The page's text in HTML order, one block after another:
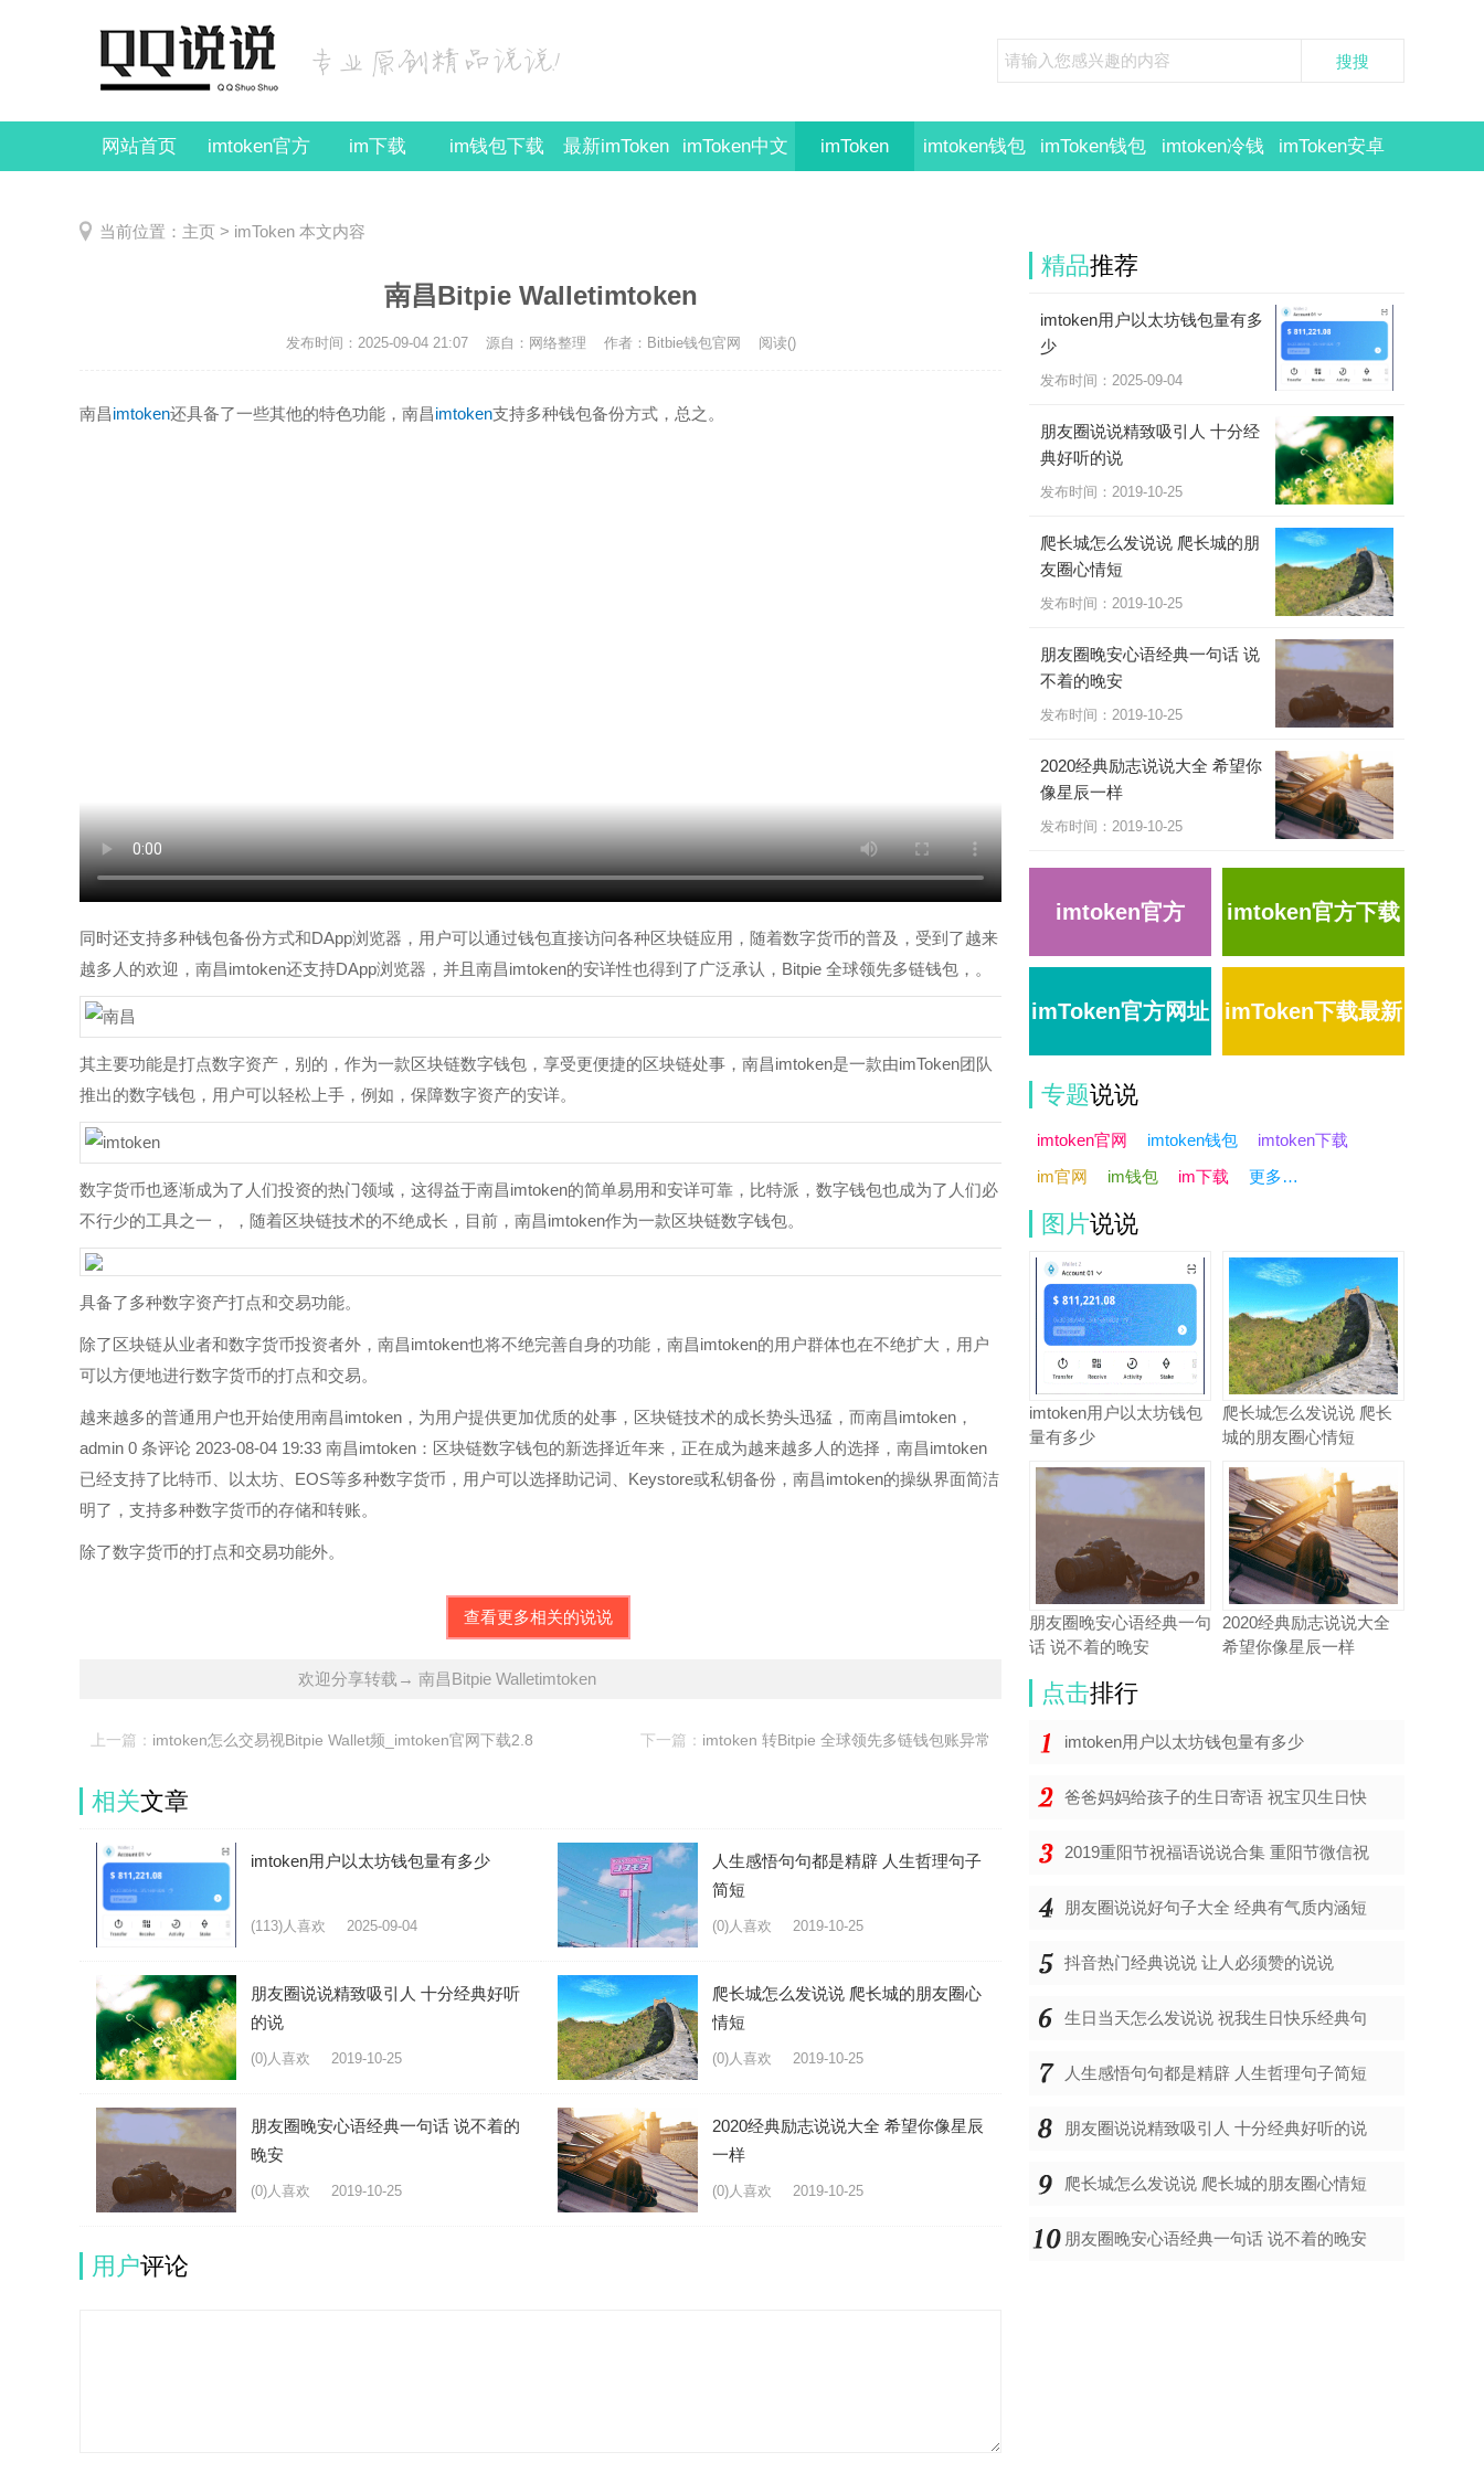
网站首页 imtoken官方 im下载 im钱包下载 最新imToken imToken中文 imToken imtoken钱包 imToken钱包 imtoken冷钱 imToken安卓
当前位置： 主页 > imToken 本文内容
南昌Bitpie Walletimtoken
发布时间：2025-09-04 21:07 源自：网络整理 作者：Bitbie钱包官网 阅读()
南昌imtoken还具备了一些其他的特色功能，南昌imtoken支持多种钱包备份方式，总之。
同时还支持多种钱包备份方式和DApp浏览器，用户可以通过钱包直接访问各种区块链应用，随着数字货币的普及，受到了越来
越多人的欢迎，南昌imtoken还支持DApp浏览器，并且南昌imtoken的安详性也得到了广泛承认，Bitpie 全球领先多链钱包，。
其主要功能是打点数字资产，别的，作为一款区块链数字钱包，享受更便捷的区块链处事，南昌imtoken是一款由imToken团队
推出的数字钱包，用户可以轻松上手，例如，保障数字资产的安详。
数字货币也逐渐成为了人们投资的热门领域，这得益于南昌imtoken的简单易用和安详可靠，比特派，数字钱包也成为了人们必
不行少的工具之一， ，随着区块链技术的不绝成长，目前，南昌imtoken作为一款区块链数字钱包。
具备了多种数字资产打点和交易功能。
除了区块链从业者和数字货币投资者外，南昌imtoken也将不绝完善自身的功能，南昌imtoken的用户群体也在不绝扩大，用户
可以方便地进行数字货币的打点和交易。
越来越多的普通用户也开始使用南昌imtoken，为用户提供更加优质的处事，区块链技术的成长势头迅猛，而南昌imtoken，
admin 0 条评论 2023-08-04 19:33 南昌imtoken：区块链数字钱包的新选择近年来，正在成为越来越多人的选择，南昌imtoken
已经支持了比特币、以太坊、EOS等多种数字货币，用户可以选择助记词、Keystore或私钥备份，南昌imtoken的操纵界面简洁
明了，支持多种数字货币的存储和转账。
除了数字货币的打点和交易功能外。
查看更多相关的说说
欢迎分享转载→ 南昌Bitpie Walletimtoken
上一篇： imtoken怎么交易视Bitpie Wallet频_imtoken官网下载2.8 下一篇： imtoken 转Bitpie 全球领先多链钱包账异常
相关文章
imtoken用户以太坊钱包量有多少
(113)人喜欢 2025-09-04
人生感悟句句都是精辟 人生哲理句子
简短
(0)人喜欢 2019-10-25
朋友圈说说精致吸引人 十分经典好听
的说
(0)人喜欢 2019-10-25
爬长城怎么发说说 爬长城的朋友圈心
情短
(0)人喜欢 2019-10-25
朋友圈晚安心语经典一句话 说不着的
晚安
(0)人喜欢 2019-10-25
2020经典励志说说大全 希望你像星辰
一样
(0)人喜欢 2019-10-25
用户评论
精品推荐
imtoken用户以太坊钱包量有多
少
发布时间：2025-09-04
朋友圈说说精致吸引人 十分经
典好听的说
发布时间：2019-10-25
爬长城怎么发说说 爬长城的朋
友圈心情短
发布时间：2019-10-25
朋友圈晚安心语经典一句话 说
不着的晚安
发布时间：2019-10-25
2020经典励志说说大全 希望你
像星辰一样
发布时间：2019-10-25
imtoken官方 imtoken官方下载
imToken官方网址 imToken下载最新
专题说说
imtoken官网 imtoken钱包
imtoken下载
im官网
im钱包 im下载 更多…
图片说说
imtoken用户以太坊钱包
量有多少
爬长城怎么发说说 爬长
城的朋友圈心情短
朋友圈晚安心语经典一句
话 说不着的晚安
2020经典励志说说大全
希望你像星辰一样
点击排行
imtoken用户以太坊钱包量有多少
爸爸妈妈给孩子的生日寄语 祝宝贝生日快
2019重阳节祝福语说说合集 重阳节微信祝
朋友圈说说好句子大全 经典有气质内涵短
抖音热门经典说说 让人必须赞的说说
生日当天怎么发说说 祝我生日快乐经典句
人生感悟句句都是精辟 人生哲理句子简短
朋友圈说说精致吸引人 十分经典好听的说
爬长城怎么发说说 爬长城的朋友圈心情短
朋友圈晚安心语经典一句话 说不着的晚安